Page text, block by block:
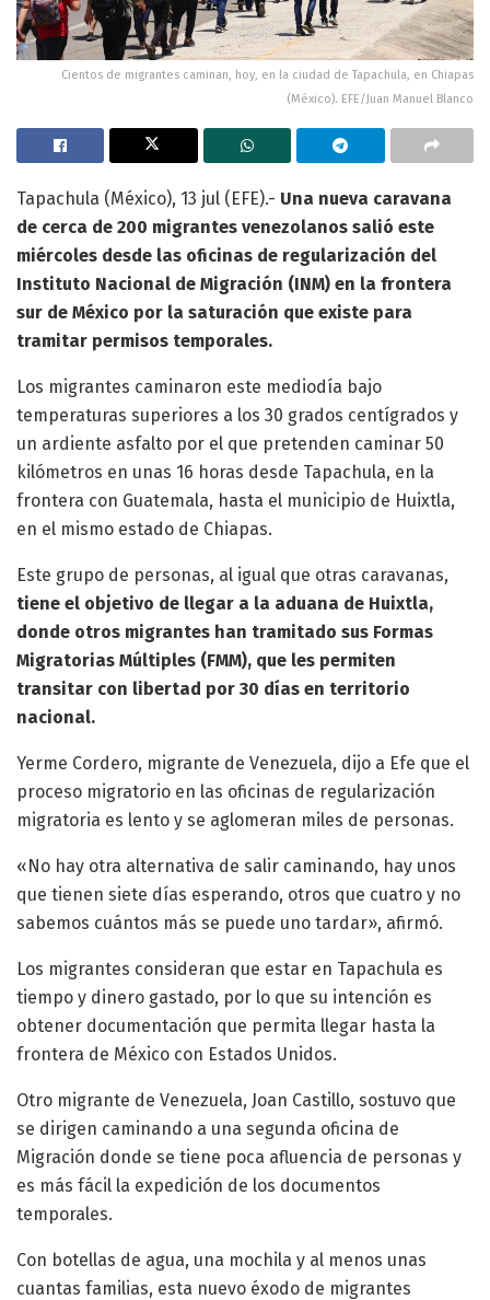
Cientos de migrantes caminan, hoy, en la ciudad de Tapachula, en Chiapas
(México). EFE/Juan Manuel Blanco
Tapachula (México), 13 jul (EFE).- Una nueva caravana
de cerca de 200 migrantes venezolanos salió este
miércoles desde las oficinas de regularización del
Instituto Nacional de Migración (INM) en la frontera
sur de México por la saturación que existe para
tramitar permisos temporales.
Los migrantes caminaron este mediodía bajo
temperaturas superiores a los 30 grados centígrados y
un ardiente asfalto por el que pretenden caminar 50
kilómetros en unas 16 horas desde Tapachula, en la
frontera con Guatemala, hasta el municipio de Huixtla,
en el mismo estado de Chiapas.
Este grupo de personas, al igual que otras caravanas,
tiene el objetivo de llegar a la aduana de Huixtla,
donde otros migrantes han tramitado sus Formas
Migratorias Múltiples (FMM), que les permiten
transitar con libertad por 30 días en territorio
nacional.
Yerme Cordero, migrante de Venezuela, dijo a Efe que el
proceso migratorio en las oficinas de regularización
migratoria es lento y se aglomeran miles de personas.
«No hay otra alternativa de salir caminando, hay unos
que tienen siete días esperando, otros que cuatro y no
sabemos cuántos más se puede uno tardar», afirmó.
Los migrantes consideran que estar en Tapachula es
tiempo y dinero gastado, por lo que su intención es
obtener documentación que permita llegar hasta la
frontera de México con Estados Unidos.
Otro migrante de Venezuela, Joan Castillo, sostuvo que
se dirigen caminando a una segunda oficina de
Migración donde se tiene poca afluencia de personas y
es más fácil la expedición de los documentos
temporales.
Con botellas de agua, una mochila y al menos unas
cuantas familias, esta nuevo éxodo de migrantes